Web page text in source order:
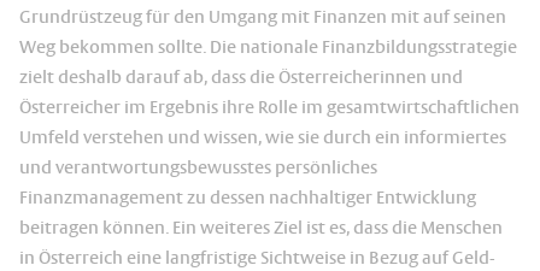
Grundrüstzeug für den Umgang mit Finanzen mit auf seinen
Weg bekommen sollte. Die nationale Finanzbildungsstrategie
zielt deshalb darauf ab, dass die Österreicherinnen und
Österreicher im Ergebnis ihre Rolle im gesamtwirtschaftlichen
Umfeld verstehen und wissen, wie sie durch ein informiertes
und verantwortungsbewusstes persönliches
Finanzmanagement zu dessen nachhaltiger Entwicklung
beitragen können. Ein weiteres Ziel ist es, dass die Menschen
in Österreich eine langfristige Sichtweise in Bezug auf Geld-